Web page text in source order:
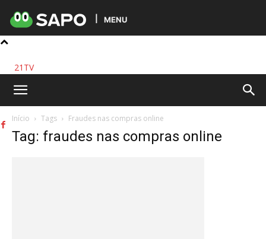
MENU
21TV
Início Tags Fraudes nas compras online
Tag: fraudes nas compras online